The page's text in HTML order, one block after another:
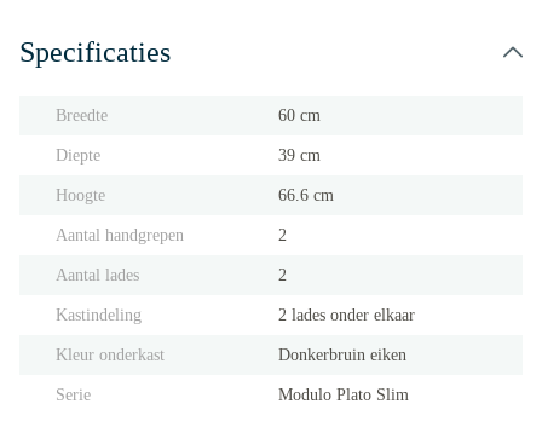
Specificaties
Breedte 60 cm
Diepte 39 cm
Hoogte 66.6 cm
Aantal handgrepen 2
Aantal lades 2
Kastindeling 2 lades onder elkaar
Kleur onderkast Donkerbruin eiken
Serie Modulo Plato Slim